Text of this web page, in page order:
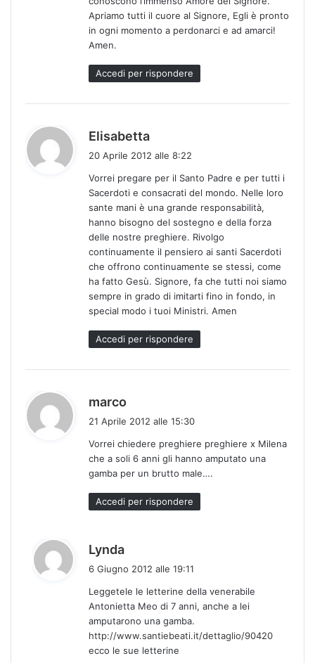
Apriamo tutti il cuore al Signore, Egli è pronto
in ogni momento a perdonarci e ad amarci!
Amen.
Accedi per rispondere
Elisabetta
e
t
t
20 Aprile 2012 alle 8:22
Vorrei pregare per il Santo Padre e per tutti i
Sacerdoti e consacrati del mondo. Nelle loro
sante mani è una grande responsabilità,
hanno bisogno del sostegno e della forza
delle nostre preghiere. Rivolgo
continuamente il pensiero ai santi Sacerdoti
che offrono continuamente se stessi, come
ha fatto Gesù. Signore, fa che tutti noi siamo
sempre in grado di imitarti fino in fondo, in
special modo i tuoi Ministri. Amen
Accedi per rispondere
marco
e
t
t
o
:
21 Aprile 2012 alle 15:30
Vorrei chiedere preghiere preghiere x Milena
che a soli 6 anni gli hanno amputato una
gamba per un brutto male….
Accedi per rispondere
Lynda
e
t
t
6 Giugno 2012 alle 19:11
Leggetele le letterine della venerabile
Antonietta Meo di 7 anni, anche a lei
amputarono una gamba.
http://www.santiebeati.it/dettaglio/90420
ecco le sue letterine